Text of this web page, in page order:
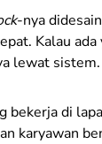
-nya
Kalau
lewat sistem.
bekerja di
karyawan